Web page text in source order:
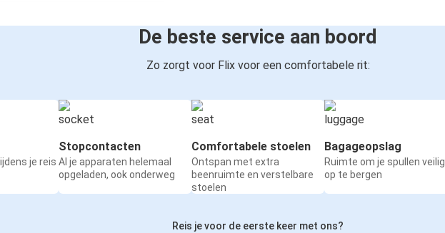
De beste service aan boord
Zo zorgt voor Flix voor een comfortabele rit:
je reis
Stopcontacten
Al je apparaten helemaal
opgeladen, ook onderweg
Comfortabele stoelen
Ontspan met extra
beenruimte en verstelbare
stoelen
Bagageopslag
Ruimte om je spullen veilig
op te bergen
Reis je voor de eerste keer met ons?